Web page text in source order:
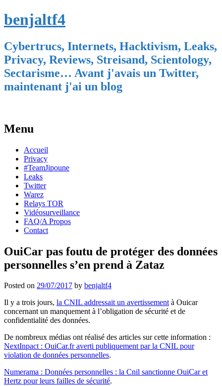
benjaltf4
Cybertrucs, Internets, Hacktivism, Leaks,
Privacy, Reviews, Streisand, Scientology,
Sectarisme… Avant j'avais un Twitter,
maintenant j'ai un blog
Menu
Skip
content
Accueil
Privacy
#TeamJipoune
Leaks
Twitter
Warez
Relays TOR
Vidéosurveillance
FAQ/A Propos
Contact
OuiCar pas foutu de protéger des données
personnelles s’en prend à Zataz
Posted on 29/07/2017 by benjaltf4
Il y a trois jours, la CNIL addressait un avertissementà Ouicar
concernant un manquement à l’obligation de sécurité et de
confidentialité des données.
De nombreux médias ont réalisé des articles sur cette information :
NextInpact : OuiCar.fr averti publiquement par la CNIL pour
violation de données personnelles.
Numerama : Données personnelles : la Cnil sanctionne OuiCar et
Hertz pour leurs failles de sécurité.